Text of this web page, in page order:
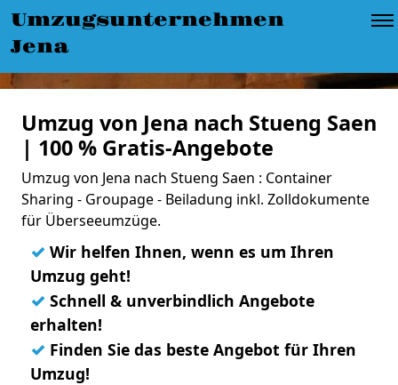
Umzugsunternehmen
Jena
Umzug von Jena nach Stueng Saen
| 100 % Gratis-Angebote
Umzug von Jena nach Stueng Saen : Container
Sharing - Groupage - Beiladung inkl. Zolldokumente
für Überseeumzüge.
✓ Wir helfen Ihnen, wenn es um Ihren
Umzug geht!
✓ Schnell & unverbindlich Angebote
erhalten!
✓ Finden Sie das beste Angebot für Ihren
Umzug!